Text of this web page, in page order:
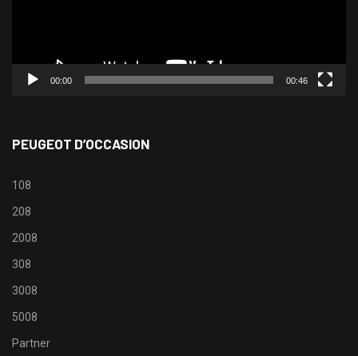
00:00 00:46
PEUGEOT D’OCCASION
108
208
2008
308
3008
5008
Partner